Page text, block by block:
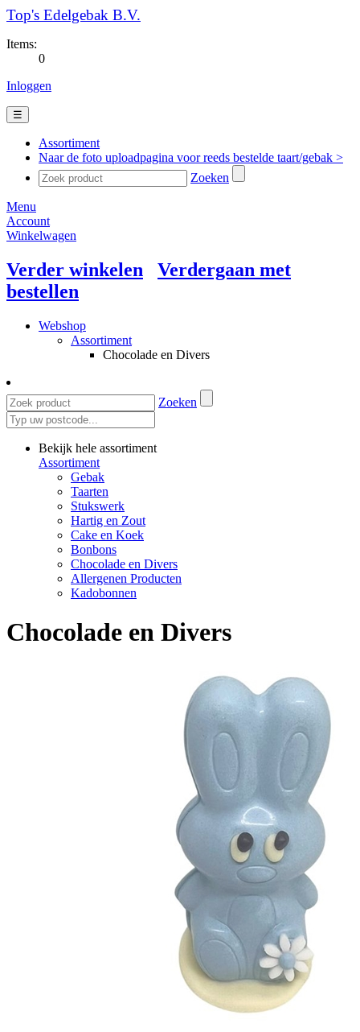
Top's Edelgebak B.V.
Items:
0
Inloggen
☰
Assortiment
Naar de foto uploadpagina voor reeds bestelde taart/gebak >
Zoeken
Menu
Account
Winkelwagen
Verder winkelen
Verdergaan met
bestellen
Webshop
Assortiment
Chocolade en Divers
Zoeken
Bekijk hele assortiment
Assortiment
Gebak
Taarten
Stukswerk
Hartig en Zout
Cake en Koek
Bonbons
Chocolade en Divers
Allergenen Producten
Kadobonnen
Chocolade en Divers